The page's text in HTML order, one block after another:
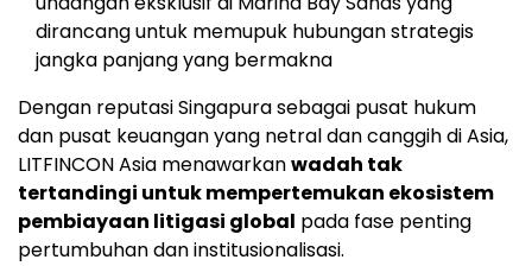
dirancang untuk memupuk hubungan strategis
jangka panjang yang bermakna
Dengan reputasi Singapura sebagai pusat hukum
dan pusat keuangan yang netral dan canggih di Asia,
LITFINCON Asia menawarkanwadah tak
tertandingi untuk mempertemukan ekosistem
pembiayaan litigasi global pada fase penting
pertumbuhan dan institusionalisasi.